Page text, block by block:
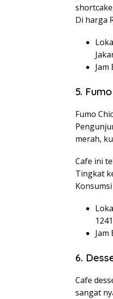
Di harga
Jam
5.
Fumo
merah,
Cafe ini
Tingkat
Jam
6.
Cafe
sangat